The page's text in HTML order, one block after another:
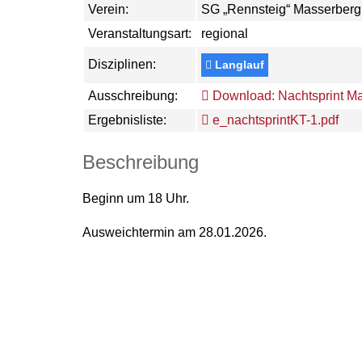
Verein:
SG „Rennsteig“
Veranstaltungsart:
regional
Disziplinen: Langlauf
Ausschreibung:
Download: Nachtsprint
Ergebnisliste:
e_nachtsprintKT-1.pdf
Beschreibung
Beginn um 18 Uhr.
Ausweichtermin am 28.01.2026.